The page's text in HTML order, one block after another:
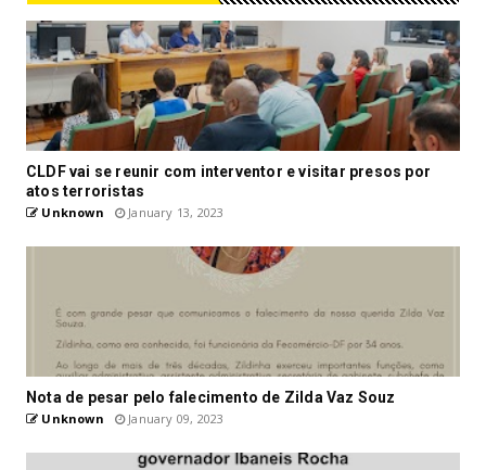
CLDF vai se reunir com interventor e visitar presos por
atos terroristas
Unknown January 13, 2023
Nota de pesar pelo falecimento de Zilda Vaz Souz
Unknown January 09, 2023